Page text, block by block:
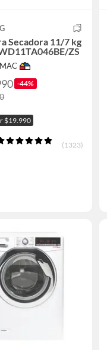
Secadora 11/7 kg
ZS
-44%
$19.990
(1323)